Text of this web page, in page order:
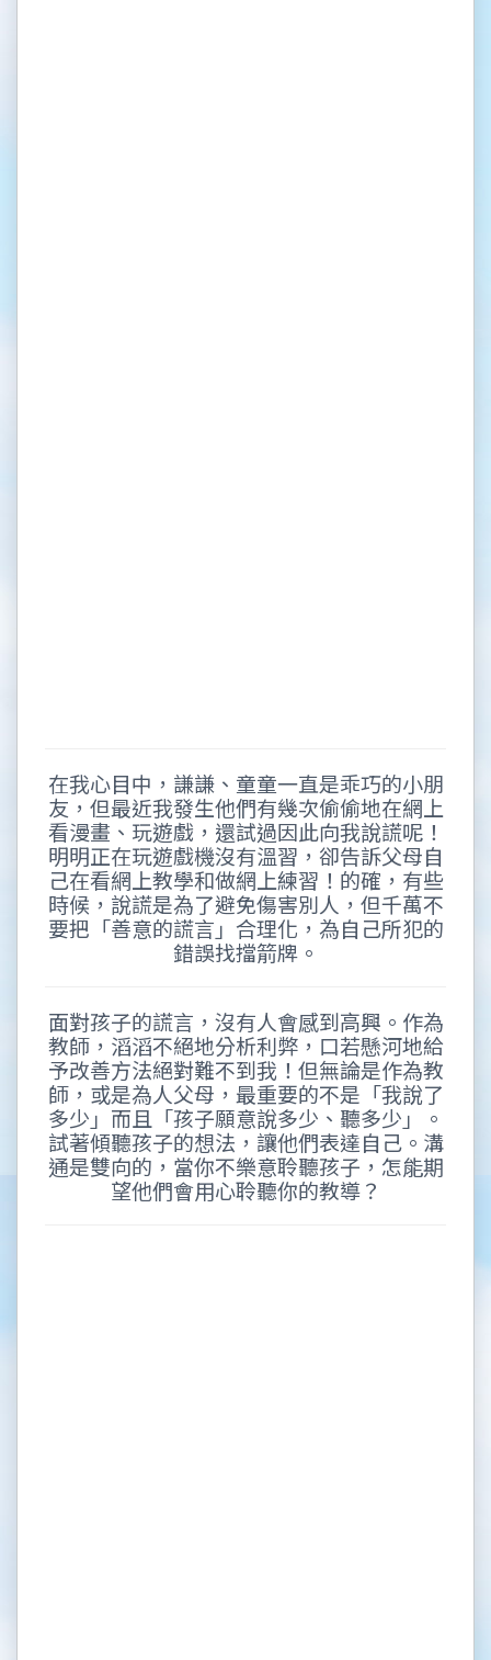
在我心目中，謙謙、童童一直是乖巧的小朋
友，但最近我發生他們有幾次偷偷地在網上
看漫畫、玩遊戲，還試過因此向我說謊呢！
明明正在玩遊戲機沒有溫習，卻告訴父母自
己在看網上教學和做網上練習！的確，有些
時候，說謊是為了避免傷害別人，但千萬不
要把「善意的謊言」合理化，為自己所犯的
錯誤找擋箭牌。
面對孩子的謊言，沒有人會感到高興。作為
教師，滔滔不絕地分析利弊，口若懸河地給
予改善方法絕對難不到我！但無論是作為教
師，或是為人父母，最重要的不是「我說了
多少」而且「孩子願意說多少、聽多少」。
試著傾聽孩子的想法，讓他們表達自己。溝
通是雙向的，當你不樂意聆聽孩子，怎能期
望他們會用心聆聽你的教導？